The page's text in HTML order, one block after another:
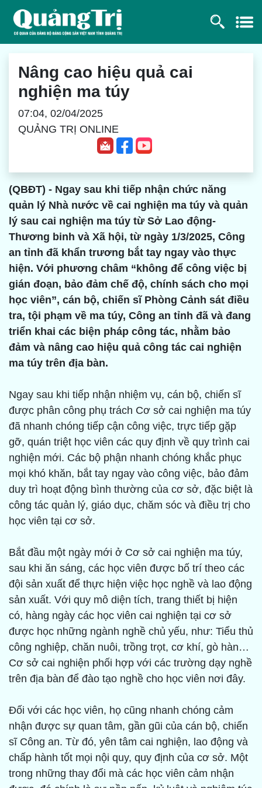
Nâng cao hiệu quả cai
nghiện ma túy
07:04, 02/04/2025
QUẢNG TRỊ ONLINE
(QBĐT) - Ngay sau khi tiếp nhận chức năng
quản lý Nhà nước về cai nghiện ma túy và quản
lý sau cai nghiện ma túy từ Sở Lao động-
Thương binh và Xã hội, từ ngày 1/3/2025, Công
an tỉnh đã khẩn trương bắt tay ngay vào thực
hiện. Với phương châm “không để công việc bị
gián đoạn, bảo đảm chế độ, chính sách cho mọi
học viên”, cán bộ, chiến sĩ Phòng Cảnh sát điều
tra, tội phạm về ma túy, Công an tỉnh đã và đang
triển khai các biện pháp công tác, nhằm bảo
đảm và nâng cao hiệu quả công tác cai nghiện
ma túy trên địa bàn.
Ngay sau khi tiếp nhận nhiệm vụ, cán bộ, chiến sĩ
được phân công phụ trách Cơ sở cai nghiện ma túy
đã nhanh chóng tiếp cận công việc, trực tiếp gặp
gỡ, quán triệt học viên các quy định về quy trình cai
nghiện mới. Các bộ phận nhanh chóng khắc phục
mọi khó khăn, bắt tay ngay vào công việc, bảo đảm
duy trì hoạt động bình thường của cơ sở, đặc biệt là
công tác quản lý, giáo dục, chăm sóc và điều trị cho
học viên tại cơ sở.
Bắt đầu một ngày mới ở Cơ sở cai nghiện ma túy,
sau khi ăn sáng, các học viên được bố trí theo các
đội sản xuất để thực hiện việc học nghề và lao động
sản xuất. Với quy mô diện tích, trang thiết bị hiện
có, hàng ngày các học viên cai nghiện tại cơ sở
được học những ngành nghề chủ yếu, như: Tiểu thủ
công nghiệp, chăn nuôi, trồng trọt, cơ khí, gò hàn…
Cơ sở cai nghiện phối hợp với các trường dạy nghề
trên địa bàn để đào tạo nghề cho học viên nơi đây.
Đối với các học viên, họ cũng nhanh chóng cảm
nhận được sự quan tâm, gần gũi của cán bộ, chiến
sĩ Công an. Từ đó, yên tâm cai nghiện, lao động và
chấp hành tốt mọi nội quy, quy định của cơ sở. Một
trong những thay đổi mà các học viên cảm nhận